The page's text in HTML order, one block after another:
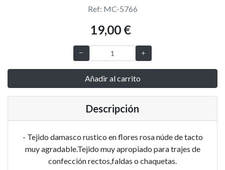
Ref: MC-5766
19,00 €
Añadir al carrito
Descripción
- Tejido damasco rustico en flores rosa núde de tacto
muy agradable.Tejido muy apropiado para trajes de
confección rectos,faldas o chaquetas.